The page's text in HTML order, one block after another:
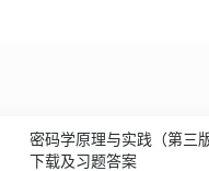
密码学原理与实践（第三
下载及习题答案